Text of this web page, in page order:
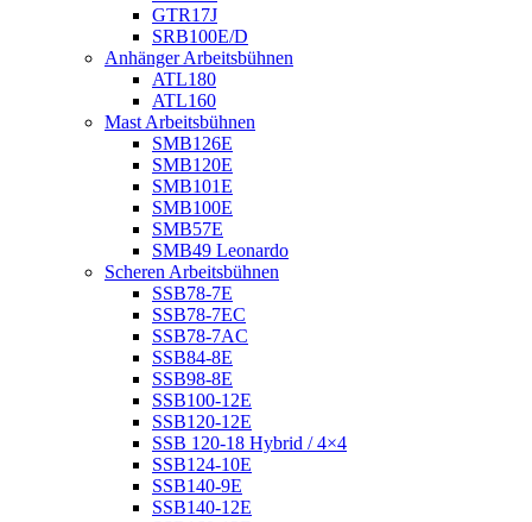
GTR17J
SRB100E/D
Anhänger Arbeitsbühnen
ATL180
ATL160
Mast Arbeitsbühnen
SMB126E
SMB120E
SMB101E
SMB100E
SMB57E
SMB49 Leonardo
Scheren Arbeitsbühnen
SSB78-7E
SSB78-7EC
SSB78-7AC
SSB84-8E
SSB98-8E
SSB100-12E
SSB120-12E
SSB 120-18 Hybrid / 4×4
SSB124-10E
SSB140-9E
SSB140-12E